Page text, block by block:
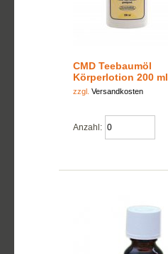
CMD Teebaumöl
Körperlotion 200 ml
zzgl. Versandkosten
Anzahl: